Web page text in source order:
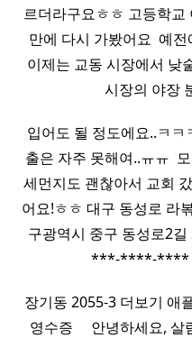
르더라구요ㅎㅎ 고등학교
만에 다시 가봤어요 ​ 예
이제는 교동 시장에서 낮
시장의 야장
입어도 될 정도에요..ㅋ
출은 자주 못해여..ㅠㅠ
세먼지도 괜찮아서 교회
어요!ㅎㅎ 대구 동성로 라
구광역시 중구 동성로2길
***-****-****
장기동 2055-3 더보기 애
영수증 ​ ​ ​ ​ 안녕하세요, 살